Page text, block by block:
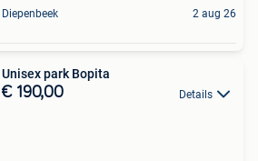
Diepenbeek 2 aug 26
Unisex park Bopita
€ 190,00 Details